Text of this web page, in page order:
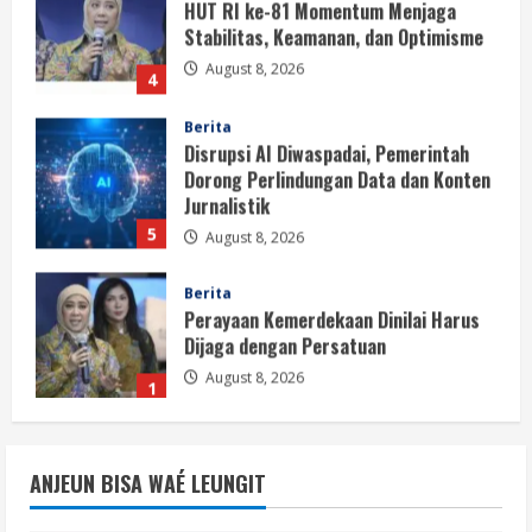
4
HUT RI ke-81 Momentum Menjaga
Stabilitas, Keamanan, dan Optimisme
August 8, 2026
5
Berita
Disrupsi AI Diwaspadai, Pemerintah
Dorong Perlindungan Data dan Konten
Jurnalistik
August 8, 2026
1
Berita
Perayaan Kemerdekaan Dinilai Harus
Dijaga dengan Persatuan
August 8, 2026
Situasi Nasional Aman, Publik Diminta
Waspadai Provokasi Jelang HUT RI
ANJEUN BISA WAÉ LEUNGIT